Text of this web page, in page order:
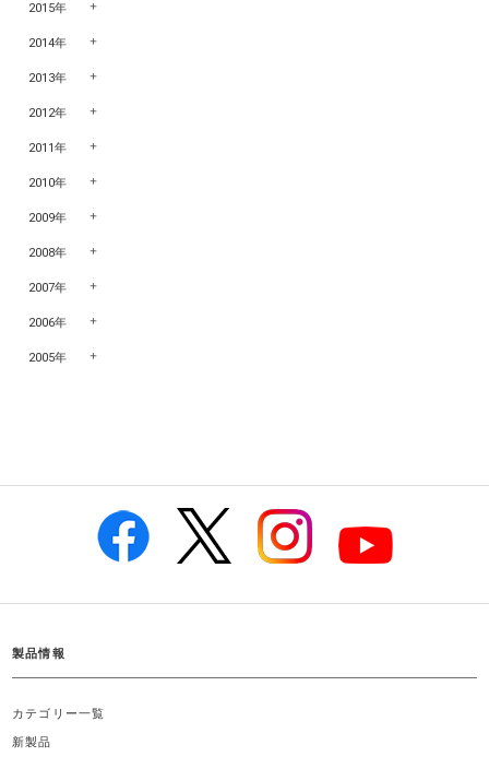
2015年
2014年
2013年
2012年
2011年
2010年
2009年
2008年
2007年
2006年
2005年
製品情報
カテゴリー一覧
新製品